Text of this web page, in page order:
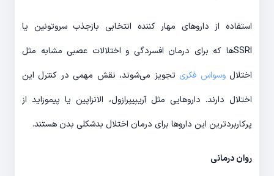
استفاده از داروهای مهار کننده انتخابی بازجذب سروتونین یا
SSRIها که برای درمان افسردگی و اختلالات عصبی مشابه مثل
اختلالوسواس فکری تجویز می‌شوند، نقش مهمی در کنترل این
اختلال دارند. داروهایی مثل آریپیپرازول، الانزاپین یا پیموزاید از
پرکاربردترین این داروها برای درمان اختلال بدشکلی بدن هستند.
روان درمانی